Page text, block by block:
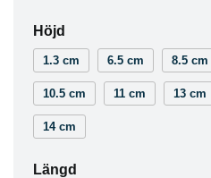
Höjd
1.3 cm 6.5 cm 8.5 cm
10.5 cm 11 cm 13 cm
14 cm
Längd